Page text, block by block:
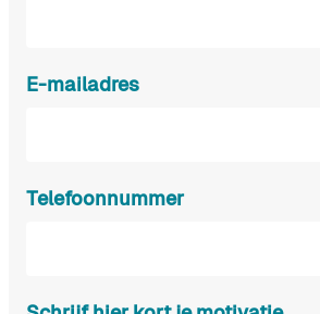
E-mailadres
Telefoonnummer